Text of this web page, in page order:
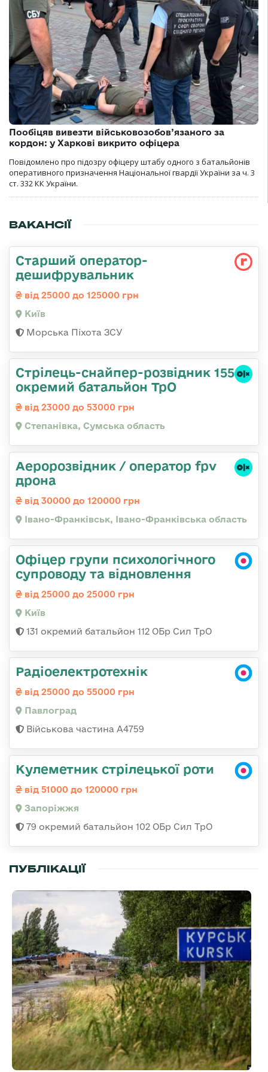
Пообіцяв вивезти військовозобов’язаного за
кордон: у Харкові викрито офіцера
Повідомлено про підозру офіцеру штабу одного з батальйонів
оперативного призначення Національної гвардії України за ч. 3
ст. 332 КК України.
ВАКАНСІЇ
Старший оператор-
дешифрувальник
від 25000 до 125000 грн
Київ
Морська Піхота ЗСУ
Стрілець-снайпер-розвідник 155
окремий батальйон ТрО
від 23000 до 53000 грн
Степанівка, Сумська область
Аеророзвідник / оператор fpv
дрона
від 30000 до 120000 грн
Івано-Франківськ, Івано-Франківська область
Офіцер групи психологічного
супроводу та відновлення
від 25000 до 25000 грн
Київ
131 окремий батальйон 112 ОБр Сил ТрО
Радіоелектротехнік
від 25000 до 55000 грн
Павлоград
Військова частина А4759
Кулеметник стрілецької роти
від 51000 до 120000 грн
Запоріжжя
79 окремий батальйон 102 ОБр Сил ТрО
ПУБЛІКАЦІЇ